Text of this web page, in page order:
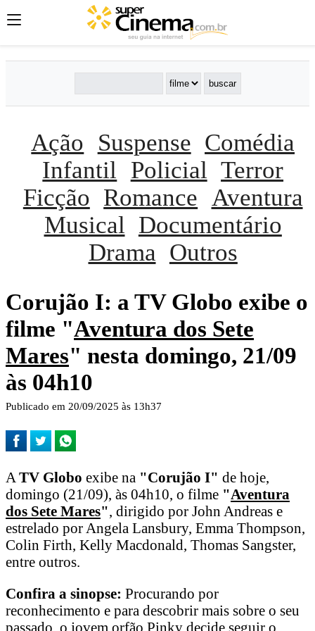
Ação Suspense Comédia
Infantil
Policial Terror
Ficção Romance Aventura
Musical
Documentário
Drama Outros
Corujão I: a TV Globo exibe o
filme "Aventura dos Sete
Mares" nesta domingo, 21/09
às 04h10
Publicado em 20/09/2025 às 13h37
A TV Globo exibe na "Corujão I" de hoje,
domingo (21/09), às 04h10, o filme "Aventura
dos Sete Mares", dirigido por John Andreas e
estrelado por Angela Lansbury, Emma Thompson,
Colin Firth, Kelly Macdonald, Thomas Sangster,
entre outros.
Confira a sinopse: Procurando por
reconhecimento e para descobrir mais sobre o seu
passado, o jovem orfão Pinky decide seguir o